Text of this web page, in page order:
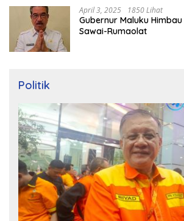
April 3, 2025 1850 Lihat
Gubernur Maluku
Sawai-Rumaolat
Politik